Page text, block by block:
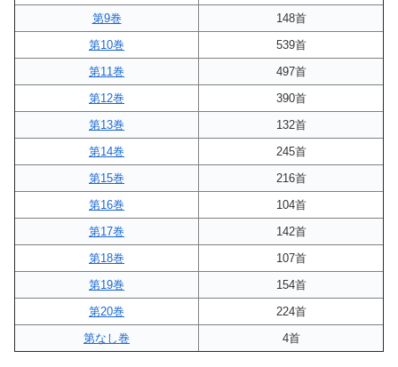
第9巻
148首
第10巻
539首
第11巻
497首
第12巻
390首
第13巻
132首
第14巻
245首
第15巻
216首
第16巻
104首
第17巻
142首
第18巻
107首
第19巻
154首
第20巻
224首
第なし巻
4首